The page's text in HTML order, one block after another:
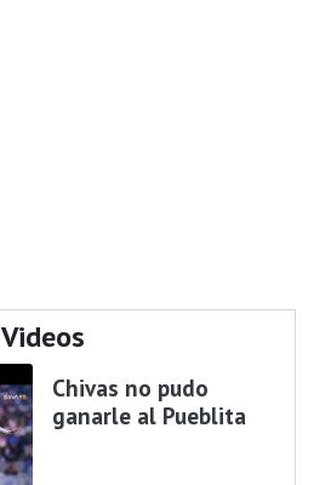
Videos
Chivas no pudo
ganarle al Pueblita